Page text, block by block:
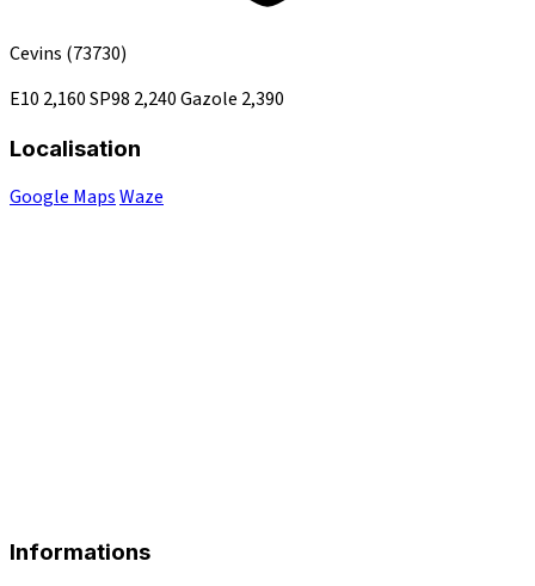
Cevins (73730)
E10 2,160SP98 2,240Gazole 2,390
Localisation
Google MapsWaze
Informations